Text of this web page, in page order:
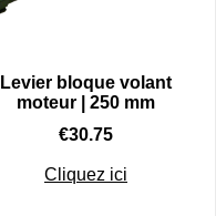
Levier bloque volant
moteur | 250 mm
€30.75
Cliquez ici